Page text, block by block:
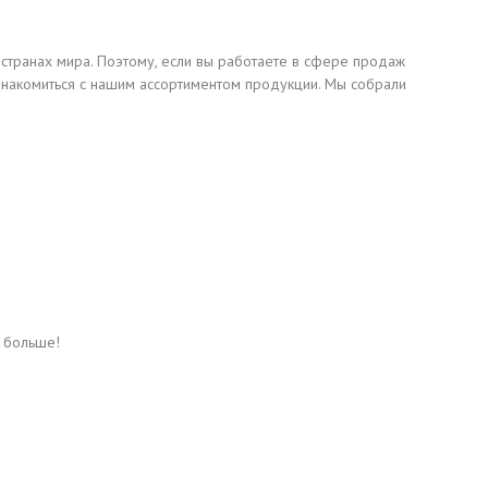
мира. Поэтому, если вы работаете в сфере продаж
с нашим ассортиментом продукции. Мы собрали
больше!